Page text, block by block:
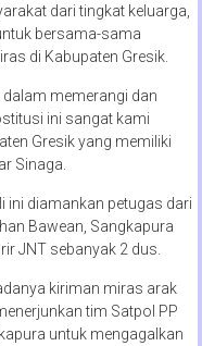
dari tingkat keluarga,
bersama-sama
di Kabupaten Gresik.
memerangi dan
ini sangat kami
Gresik yang memiliki
Sinaga.
ini diamankan petugas dari
Bawean, Sangkapura
JNT sebanyak 2 dus.
kiriman miras arak
tim Satpol PP
untuk mengagalkan